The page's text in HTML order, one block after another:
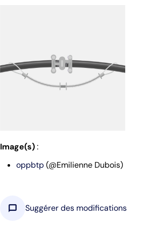
Image(s):
oppbtp(@Emilienne Dubois)
chat_bubble Suggérer des modifications